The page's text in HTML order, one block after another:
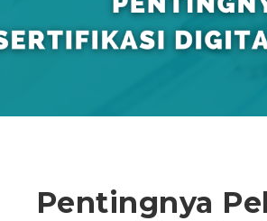
Pentingnya